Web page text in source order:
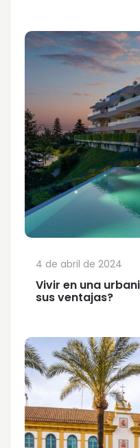
Vivir en una
sus ventajas?
4 de abril de 2024